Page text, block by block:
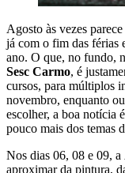
Agosto às vezes
já com o fim das férias
ano. O que, no fundo,
Sesc Carmo, é
cursos, para múltiplos
novembro, enquanto
escolher, a boa notícia
pouco mais dos temas
Nos dias 06, 08 e 09,
aproximar da pintura,